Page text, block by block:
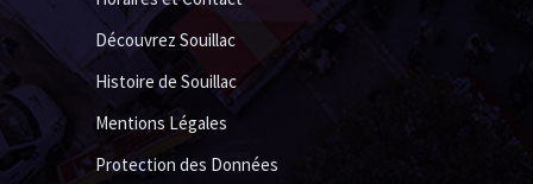
Découvrez Souillac
Histoire de Souillac
Mentions Légales
Protection des Données